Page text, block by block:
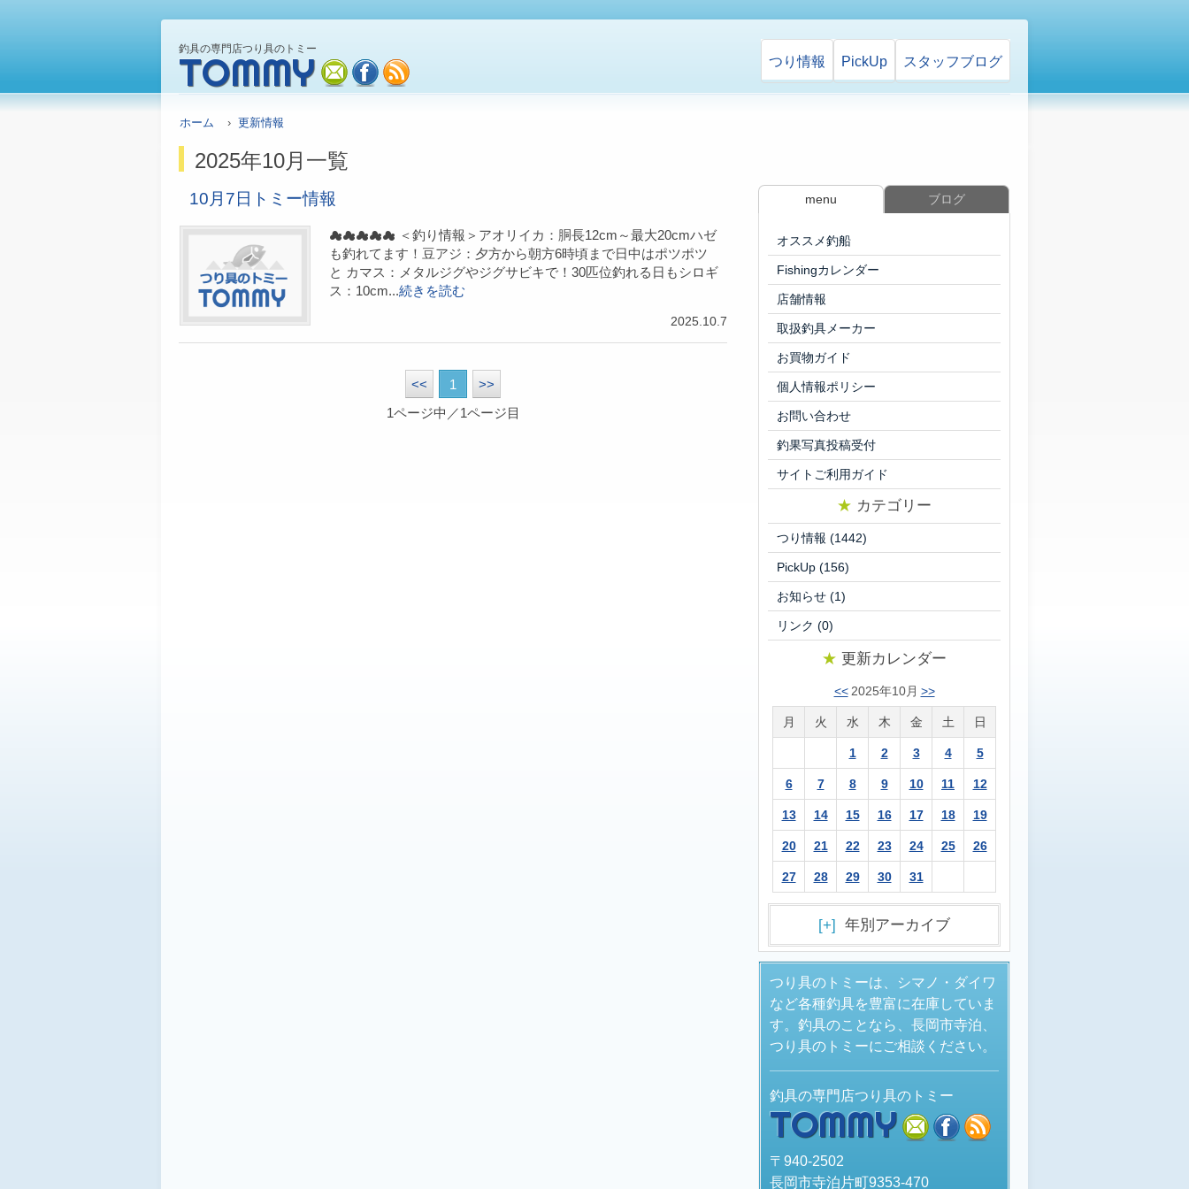
釣具の専門店つり具のトミー
TOMMY mail facebook
つり情報 PickUp スタッフブログ
ホーム › 更新情報
2025年10月一覧
10月7日トミー情報
☁☁☁☁☁ ＜釣り情報＞アオリイカ：胴長12cm～最大20cmハゼ
も釣れてます！豆アジ：夕方から朝方6時頃まで日中はポツポツ
と カマス：メタルジグやジグサビキで！30匹位釣れる日もシロギ
ス：10cm...続きを読む
2025.10.7
<< 1
>>
1ページ中／1ページ目
menu ブログ
オススメ釣船
Fishingカレンダー
店舗情報
取扱釣具メーカー
お買物ガイド
個人情報ポリシー
お問い合わせ
釣果写真投稿受付
サイトご利用ガイド
★ カテゴリー
つり情報 (1442)
PickUp (156)
お知らせ (1)
リンク (0)
★ 更新カレンダー
<< 2025年10月 >>
月 火 水 木 金 土 日
1 2 3 4 5
6 7 8 9 10 11 12
13 14 15 16 17 18 19
20 21 22 23 24 25 26
27 28 29 30 31
[+] 年別アーカイブ
つり具のトミーは、シマノ・ダイワ
など各種釣具を豊富に在庫していま
す。釣具のことなら、長岡市寺泊、
つり具のトミーにご相談ください。
釣具の専門店つり具のトミー
TOMMY mail facebook
〒940-2502
長岡市寺泊片町9353-470